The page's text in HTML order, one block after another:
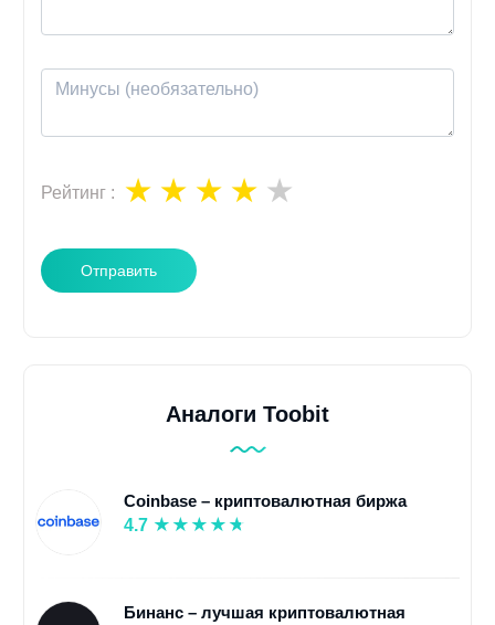
Рейтинг :
Отправить
Аналоги Toobit
Coinbase – криптовалютная биржа
4.7
Бинанс – лучшая криптовалютная